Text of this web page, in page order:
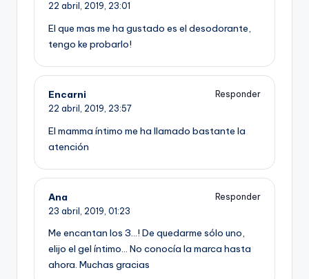
22 abril, 2019, 23:01
El que mas me ha gustado es el desodorante,
tengo ke probarlo!
Encarni
Responder
22 abril, 2019, 23:57
El mamma íntimo me ha llamado bastante la
atención
Ana
Responder
23 abril, 2019, 01:23
Me encantan los 3…! De quedarme sólo uno,
elijo el gel íntimo… No conocía la marca hasta
ahora. Muchas gracias